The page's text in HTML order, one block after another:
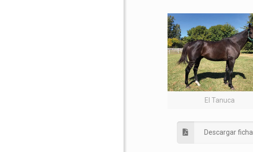
El Tanuca
Descargar ficha